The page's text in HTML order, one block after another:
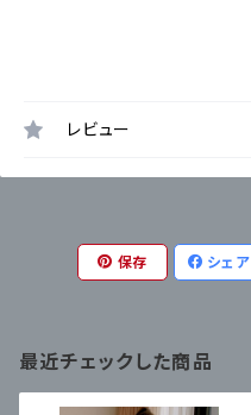
レビュー
保存 シェア
最近チェックした商品